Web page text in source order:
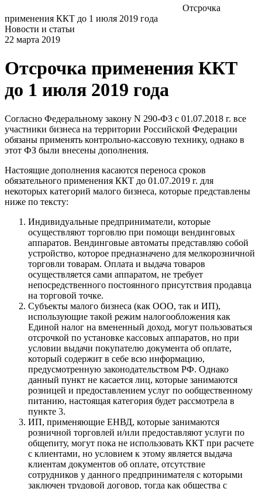
Отсрочка
применения ККТ до 1 июля 2019 года
Новости и статьи
22 марта 2019
Отсрочка применения ККТ
до 1 июля 2019 года
Согласно Федеральному закону N 290-ФЗ с 01.07.2018 г. все
участники бизнеса на территории Российской Федерации
обязаны применять контрольно-кассовую технику, однако в
этот ФЗ были внесены дополнения.
Настоящие дополнения касаются переноса сроков
обязательного применения ККТ до 01.07.2019 г. для
некоторых категорий малого бизнеса, которые представлены
ниже по тексту:
Индивидуальные предприниматели, которые
осуществляют торговлю при помощи вендинговых
аппаратов. Вендинговые автоматы представляю собой
устройство, которое предназначено для мелкорозничной
торговли товарам. Оплата и выдача товаров
осуществляется сами аппаратом, не требует
непосредственного постоянного присутствия продавца
на торговой точке.
Субъекты малого бизнеса (как ООО, так и ИП),
использующие такой режим налогообложения как
Единой налог на вмененный доход, могут пользоваться
отсрочкой по установке кассовых аппаратов, но при
условии выдачи покупателю документа об оплате,
который содержит в себе всю информацию,
предусмотренную законодательством РФ. Однако
данный пункт не касается лиц, которые занимаются
розницей и предоставлением услуг по oобщественному
питанию, настоящая категория будет рассмотрела в
пункте 3.
ИП, применяющие ЕНВД, которые занимаются
розничной торговлей и/или предоставляют услуги по
общепиту, могут пока не использовать ККТ при расчете
с клиентами, но условием к этому является выдача
клиентам документов об оплате, отсутствие
сотрудников у данного предпринимателя с которыми
заключен трудовой договор, тогда как общества с